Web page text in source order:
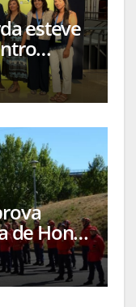
esteve
com
de Honra